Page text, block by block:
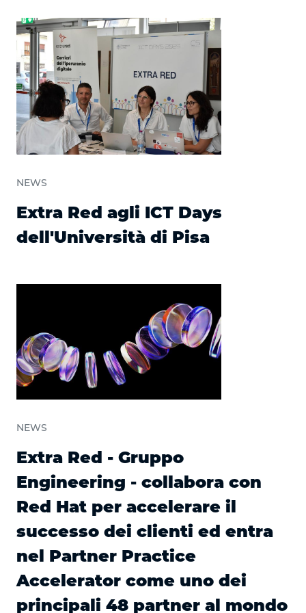
NEWS
Extra Red agli ICT Days
dell'Università di Pisa
NEWS
Extra Red - Gruppo
Engineering - collabora con
Red Hat per accelerare il
successo dei clienti ed entra
nel Partner Practice
Accelerator come uno dei
principali 48 partner al mondo